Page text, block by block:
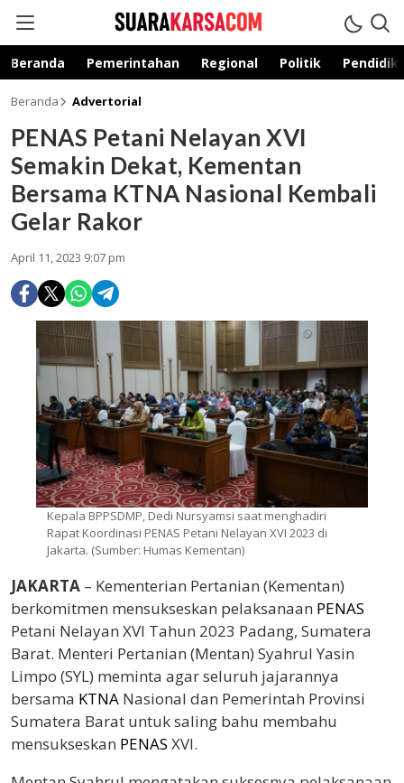
suarakarsa.com
Informasi terpercaya
Beranda Pemerintahan Regional Politik
Beranda Advertorial
PENAS Petani Nelayan XVI
Semakin Dekat, Kementan
Bersama KTNA Nasional Kembali
Gelar Rakor
April 11, 2023 9:07 pm
Kepala BPPSDMP, Dedi Nursyamsi saat menghadiri
Rapat Koordinasi PENAS Petani Nelayan XVI 2023 di
Jakarta. (Sumber: Humas Kementan)
JAKARTA – Kementerian Pertanian (Kementan)
berkomitmen mensukseskan pelaksanaan PENAS
Petani Nelayan XVI Tahun 2023 Padang, Sumatera
Barat. Menteri Pertanian (Mentan) Syahrul Yasin
Limpo (SYL) meminta agar seluruh jajarannya
bersama KTNA Nasional dan Pemerintah Provinsi
Sumatera Barat untuk saling bahu membahu
mensukseskan PENAS XVI.